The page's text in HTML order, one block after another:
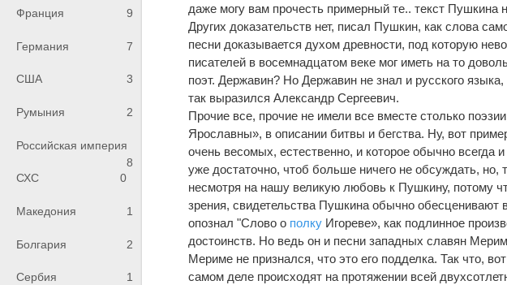
Франция 9
Германия 7
США 3
Румыния 2
Российская империя
8
СХС
0
Македония 1
Болгария 2
Сербия 1
даже могу вам прочесть примерный те.. текст Пушкина
Других доказательств нет, писал Пушкин, как слова
песни доказывается духом древности, под которую
писателей в восемнадцатом веке мог иметь на то
поэт. Державин? Но Державин не знал и русского
так выразился Александр Сергеевич.
Прочие все, прочие не имели все вместе столько
Ярославны», в описании битвы и бегства. Ну, вот
очень весомых, естественно, и которое обычно всегда
уже достаточно, чтоб больше ничего не обсуждать, но,
несмотря на нашу великую любовь к Пушкину, потому
зрения, свидетельства Пушкина обычно обесценивают
опознал "Слово о полку Игореве», как подлинное
достоинств. Но ведь он и песни западных славян
Мериме не признался, что это его подделка. Так что,
самом деле происходят на протяжении всей